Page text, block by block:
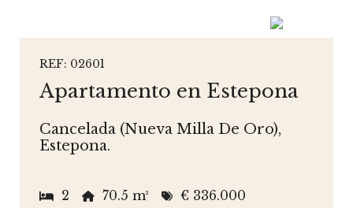
REF: 02601
Apartamento en Estepona
Cancelada (Nueva Milla De Oro),
Estepona.
2 70.5 m² € 336.000